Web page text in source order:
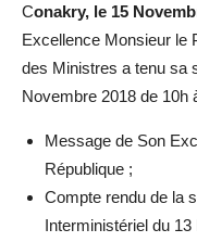
Conakry, le 15
Excellence Monsieur le
des Ministres a tenu sa
Novembre 2018 de 10h
Message de Son
République ;
Compte rendu de la
Interministériel du